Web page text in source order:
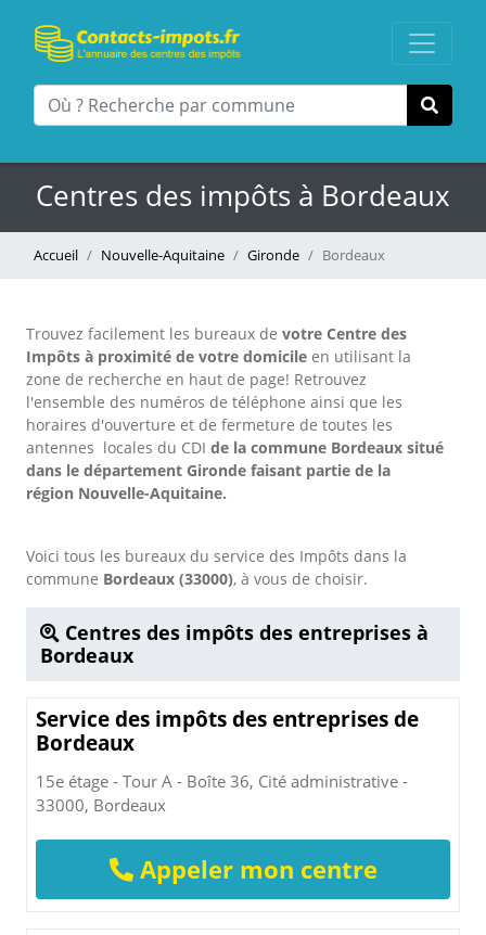
Centres des impôts à Bordeaux
Accueil Nouvelle-Aquitaine Gironde Bordeaux
Trouvez facilement les bureaux de votre Centre des
Impôts à proximité de votre domicile en utilisant la
zone de recherche en haut de page! Retrouvez
l'ensemble des numéros de téléphone ainsi que les
horaires d'ouverture et de fermeture de toutes les
antennes locales du CDI de la commune Bordeaux situé
dans le département Gironde faisant partie de la
région Nouvelle-Aquitaine.
Voici tous les bureaux du service des Impôts dans la
commune Bordeaux (33000), à vous de choisir.
Centres des impôts des entreprises à
Bordeaux
Service des impôts des entreprises de
Bordeaux
15e étage - Tour A - Boîte 36, Cité administrative -
33000, Bordeaux
Appeler mon centre